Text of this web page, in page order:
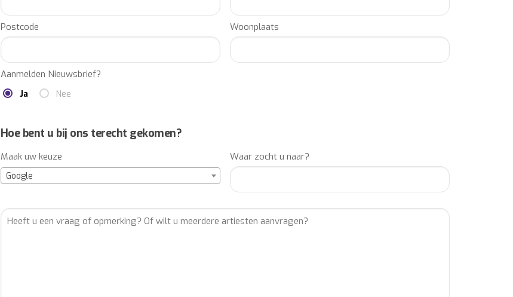
Wilt u meer artiesten boeken, ander entertainment inhuren, of zoekt u een professionele partner voor de regie,
MANAGEMENT Frits Vrijlandt MSc, BOEKINGSBUREAU Frits Vrijlandt MSc, BOEKINGSBURO Frits Vrijlandt MSc,
ENTERTAINMENTBUREAU Frits Vrijlandt MSc, ENTERTAINMENTBURO Frits Vrijlandt MSc, ARTIESTENBUREAU
Vrijlandt MSc, MUZIEKBUREAU Frits Vrijlandt MSc, ARTIESTENBOEKINGSBUREAU Frits Vrijlandt MSc,
ARTIESTENBOEKINGSBURO Frits Vrijlandt MSc, ARTIESTENBOEKINGSKANTOOR Frits Vrijlandt MSc.
Postcode Woonplaats
Aanmelden Nieuwsbrief?
Ja Nee
Hoe bent u bij ons terecht gekomen?
Maak uw keuze
Google
Waar zocht u naar?